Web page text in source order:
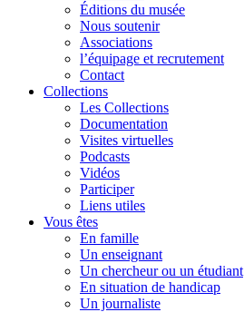
Éditions du musée
Nous soutenir
Associations
l’équipage et recrutement
Contact
Collections
Les Collections
Documentation
Visites virtuelles
Podcasts
Vidéos
Participer
Liens utiles
Vous êtes
En famille
Un enseignant
Un chercheur ou un étudiant
En situation de handicap
Un journaliste